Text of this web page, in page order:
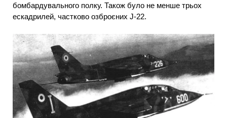
бомбардувального полку. Також було не менше трьох
ескадрилей, частково озброєних J-22.